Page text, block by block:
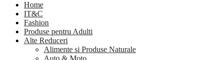
Home
IT&C
Fashion
Produse pentru Adulti
Alte Reduceri
Alimente si Produse Naturale
Auto & Moto